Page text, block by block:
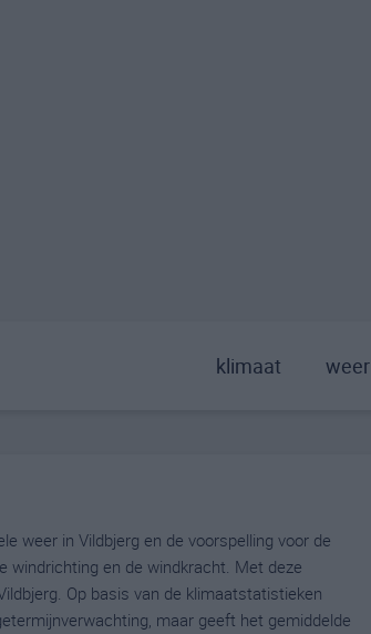
klimaat weer
weer in Vildbjerg en de voorspelling voor de
windrichting en de windkracht. Met deze
Op basis van de klimaatstatistieken
maar geeft het gemiddelde